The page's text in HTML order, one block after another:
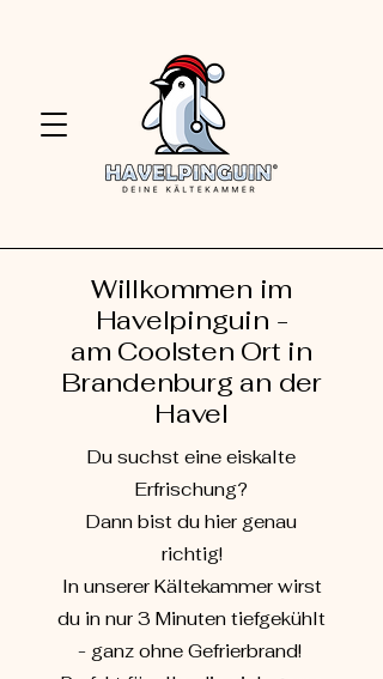
Willkommen im
Havelpinguin -
am Coolsten Ort in
Brandenburg an der
Havel
Du suchst eine eiskalte
Erfrischung?
Dann bist du hier genau
richtig!
In unserer Kältekammer wirst
du in nur 3 Minuten tiefgekühlt
- ganz ohne Gefrierbrand!